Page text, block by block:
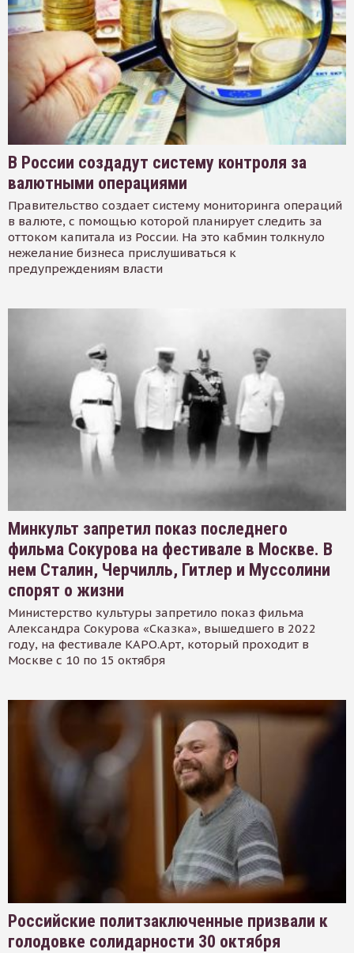
В России создадут систему контроля за
валютными операциями
Правительство создает систему мониторинга операций
в валюте, с помощью которой планирует следить за
оттоком капитала из России. На это кабмин толкнуло
нежелание бизнеса прислушиваться к
предупреждениям власти
Минкульт запретил показ последнего
фильма Сокурова на фестивале в Москве. В
нем Сталин, Черчилль, Гитлер и Муссолини
спорят о жизни
Министерство культуры запретило показ фильма
Александра Сокурова «Сказка», вышедшего в 2022
году, на фестивале КАРО.Арт, который проходит в
Москве с 10 по 15 октября
Российские политзаключенные призвали к
голодовке солидарности 30 октября